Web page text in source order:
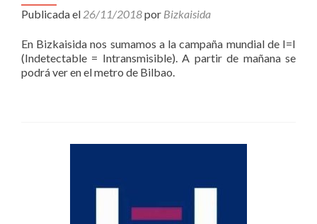
Publicada el 26/11/2018por Bizkaisida
En Bizkaisida nos sumamos a la campaña mundial de I=I
(Indetectable = Intransmisible). A partir de mañana se
podrá ver en el metro de Bilbao.